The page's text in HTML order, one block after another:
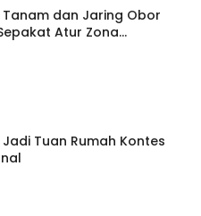
dan Jaring Obor
Atur Zona
Tuan Rumah Kontes